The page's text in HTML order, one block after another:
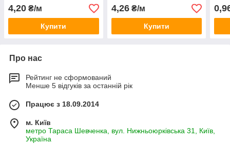
4,20 ₴/м
Купити
4,26₴/м
Купити
Про нас
Рейтинг не сформований
Менше 5 відгуків за останній рік
Працює з 18.09.2014
м. Київ
метро Тараса Шевченка, вул. Нижньоюрківська 31, Київ,
Україна